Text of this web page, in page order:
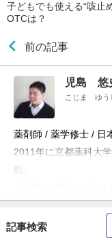
子どもでも使える“咳止
OTCは？
前の記事
児島 悠
こじま ゆう
薬剤師 / 薬学修士 / 日
2011年に京都薬科大
動。
「誤解や偏見から生
Information」や
いた医療情報の発信
記事検索